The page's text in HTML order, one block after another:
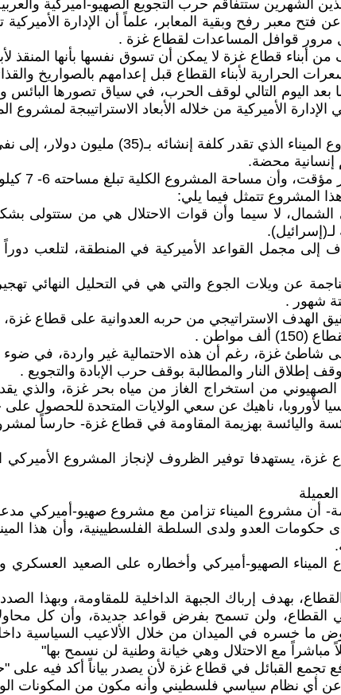
فتح معبر رفح وبقية المعابر، علماً أن الإدارة
مرور قوافل المساعدات لقطاع غزة .
من أبناء قطاع غزة لا يمكن أن تسوق نفسها بأنها المنقذ
الحرارية لأبناء القطاع قبل إعدامهم بالصواريخ
بعد اليوم التالي لوقف الحرب، في سياق تصورها
الأميركية من خلاله الأبعاد الاستراتيبجة لمشروع
تسعى بعض أطراف النظام العربي الرسمي، التي
إنسانية محضة.
مساحته 6- 7 كيلو مترات، ويبعد عن ميناء لارنكا في قبرص 370 كيلو متر.
المشروع تتمثل فيما يلي:
لا سيما وأن قوات الاحتلال هي من ستتولى
إلى مجمل القواعد الأميركية في المنطقة، لتلعب
عن ويلات الجوع والتي هي في التحليل النهائي
شهور .
الهدف الاستراتيجي من حربه العدوانية على قطاع غزة،
مواطن .
شاطئ غزة، رغم أن هذه الاحتمالية غير واردة، في
إطلاق النار والمطالبة بوقف حرب الإبادة والتجويع .
من استخراج الغاز من مياه بحر غزة، والذي
لأوروبا، ناهيك عن سعي الولايات المتحدة للحصول
واليائسة بهزيمة المقاومة في قطاع غزة- حارساً
غزة، يستهدفا توفير الظروف لإنجاز المشروع الأميركي
أن مشروع الميناء تزامن مع مشروع صهيو-أميركي
العدو ولدى السلطة الفلسطيينية، وأن هذا
الميناء الصهيو-أميركي وأخطاره على الصعيد
بهدف إرباك الجبهة الداخلية للمقاومة، وبهذا
القطاع، ولن تسمح بفرض قواعد جديدة، وأن كل
ما خسره في الميدان من خلال الألاعيب السياسية
مع الاحتلال وهي خيانة وطنية لن نسمح بها"
القبائل في قطاع غزة لأن يصدر بياناً أكد فيه على
عن أي نظام سياسي فلسطيني وأنه مكون من المكونات